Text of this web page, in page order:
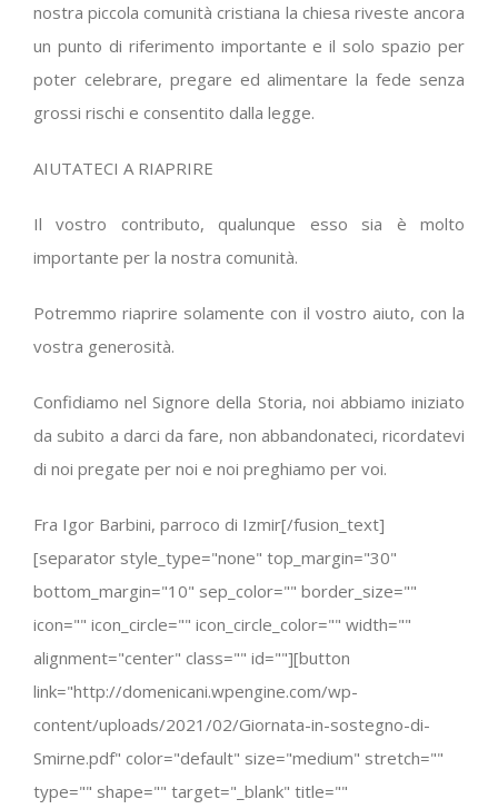
nostra piccola comunità cristiana la chiesa riveste ancora
un punto di riferimento importante e il solo spazio per
poter celebrare, pregare ed alimentare la fede senza
grossi rischi e consentito dalla legge.
AIUTATECI A RIAPRIRE
Il vostro contributo, qualunque esso sia è molto
importante per la nostra comunità.
Potremmo riaprire solamente con il vostro aiuto, con la
vostra generosità.
Confidiamo nel Signore della Storia, noi abbiamo iniziato
da subito a darci da fare, non abbandonateci, ricordatevi
di noi pregate per noi e noi preghiamo per voi.
Fra Igor Barbini, parroco di Izmir[/fusion_text]
[separator style_type="none" top_margin="30"
bottom_margin="10" sep_color="" border_size=""
icon="" icon_circle="" icon_circle_color="" width=""
alignment="center" class="" id=""][button
link="http://domenicani.wpengine.com/wp-
content/uploads/2021/02/Giornata-in-sostegno-di-
Smirne.pdf" color="default" size="medium" stretch=""
type="" shape="" target="_blank" title=""